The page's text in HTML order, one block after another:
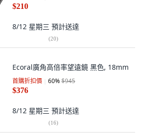
$210
8/12 星期三 預計送達
(20)
Ecoral廣角高倍率望遠鏡 黑色, 18mm
首購折扣價 60%$945
$376
8/12 星期三 預計送達
(16)